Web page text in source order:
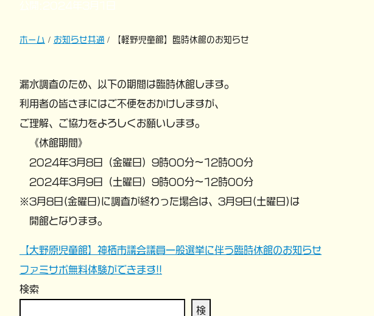
ホーム お知らせ共通 【軽野児童館】臨時休館のお知らせ
漏水調査のため、以下の期間は臨時休館します。
利用者の皆さまにはご不便をおかけしますが、
ご理解、ご協力をよろしくお願いします。
《休館期間》
2024年3月8日（金曜日）9時00分～12時00分
2024年3月9日（土曜日）9時00分～12時00分
※3月8日(金曜日)に調査が終わった場合は、3月9日(土曜日)は
開館となります。
投
稿
【大野原児童館】神栖市議会議員一般選挙に伴う臨時休館のお知らせ
ファミサポ無料体験ができます!!
検索
検